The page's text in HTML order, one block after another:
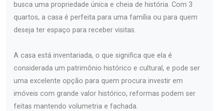
busca uma propriedade única e cheia de história. Com 3
quartos, a casa é perfeita para uma família ou para quem
deseja ter espaço para receber visitas.
A casa está inventariada, o que significa que ela é
considerada um patrimônio histórico e cultural, e pode ser
uma excelente opção para quem procura investir em
imóveis com grande valor histórico, reformas podem ser
feitas mantendo volumetria e fachada.